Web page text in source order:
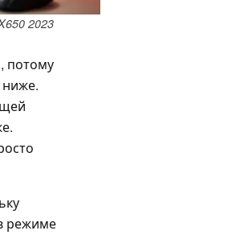
2023
потому
ниже.
режиме